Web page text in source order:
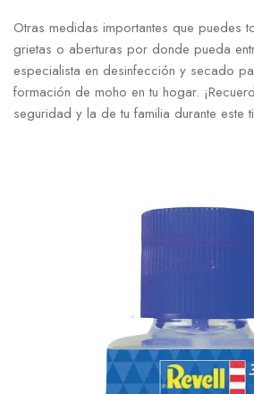
Otras medidas importantes que puedes
grietas o aberturas por donde pueda
especialista en desinfección y ⁣secado
formación de moho en tu hogar.
seguridad y la de tu familia durante este